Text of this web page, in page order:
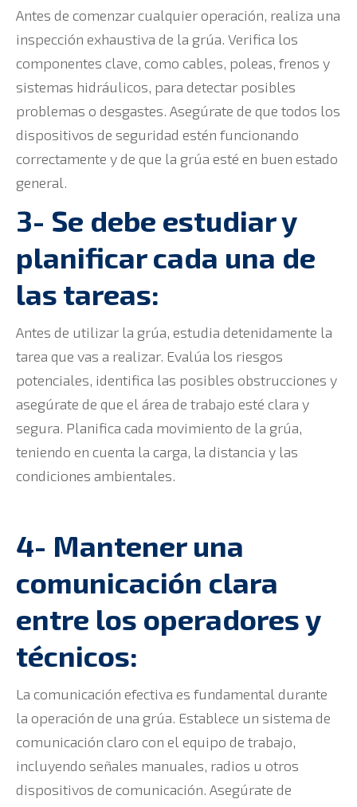
Antes de comenzar cualquier operación, realiza una
inspección exhaustiva de la grúa. Verifica los
componentes clave, como cables, poleas, frenos y
sistemas hidráulicos, para detectar posibles
problemas o desgastes. Asegúrate de que todos los
dispositivos de seguridad estén funcionando
correctamente y de que la grúa esté en buen estado
general.
3- Se debe estudiar y
planificar cada una de
las tareas:
Antes de utilizar la grúa, estudia detenidamente la
tarea que vas a realizar. Evalúa los riesgos
potenciales, identifica las posibles obstrucciones y
asegúrate de que el área de trabajo esté clara y
segura. Planifica cada movimiento de la grúa,
teniendo en cuenta la carga, la distancia y las
condiciones ambientales.
4- Mantener una
comunicación clara
entre los operadores y
técnicos:
La comunicación efectiva es fundamental durante
la operación de una grúa. Establece un sistema de
comunicación claro con el equipo de trabajo,
incluyendo señales manuales, radios u otros
dispositivos de comunicación. Asegúrate de